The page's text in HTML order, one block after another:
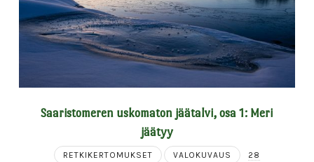
Saaristomeren uskomaton jäätalvi, osa 1: Meri
jäätyy
RETKIKERTOMUKSET VALOKUVAUS
28